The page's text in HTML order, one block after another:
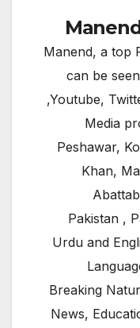
Manend, a top
can be
,Youtube,
Media
Peshawar,
Khan,
Pakistan ,
Urdu and
Breaking
News,